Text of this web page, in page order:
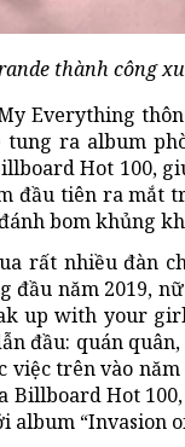
thành công
Everything
tung ra album
Hot 100,
đầu tiên ra mắt
bom khủng
rất nhiều đàn
đầu năm 2019,
up with your
đầu: quán
trên vào
Billboard Hot
“Invasion